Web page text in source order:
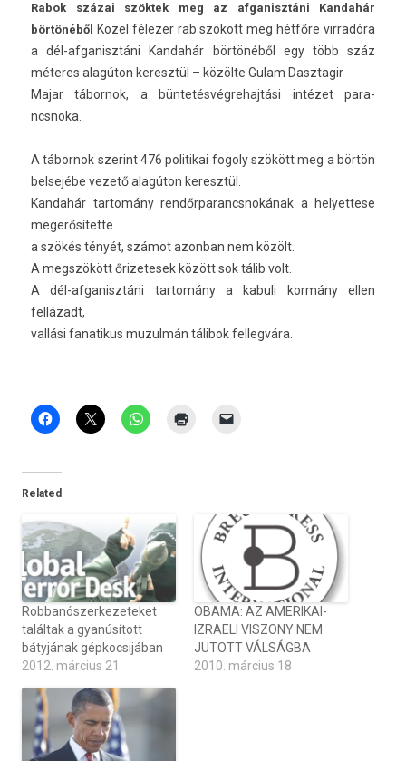
Rabok százai szöktek meg az af­ganisztáni Kan­dahár
börtönéből
Közel félezer rab szökött meg hétfőre vir­radóra
a dél-afganisztáni Kan­dahár börtönéből egy több száz
méteres alagúton keresztül – közölte Gulam Dasztagir
Majar tábor­nok, a bün­tetés­végrehaj­tási intézet para­
ncsnoka.
A tábor­nok szerint 476 politikai fogo­ly szökött meg a börtön
be­lsejébe vezető alagúton keresztül.
Kan­dahár tar­tomány re­ndőr­parancsnokának a helyet­tese
megerősítette
a szökés tényét, számot azon­ban nem közölt.
A megszökött őrizetesek között sok tálib volt.
A dél-afganisztáni tar­tomány a kabuli kormány ellen
fellázadt,
vallási fanatikus muzul­mán tálibok fel­legvára.
Related
Robbanószerkezeteket
találtak a gyanúsított
bátyjának gépkocsijában
2012. március 21
OBAMA: AZ AMERIKAI-
IZRAELI VISZONY NEM
JUTOTT VÁLSÁGBA
2010. március 18